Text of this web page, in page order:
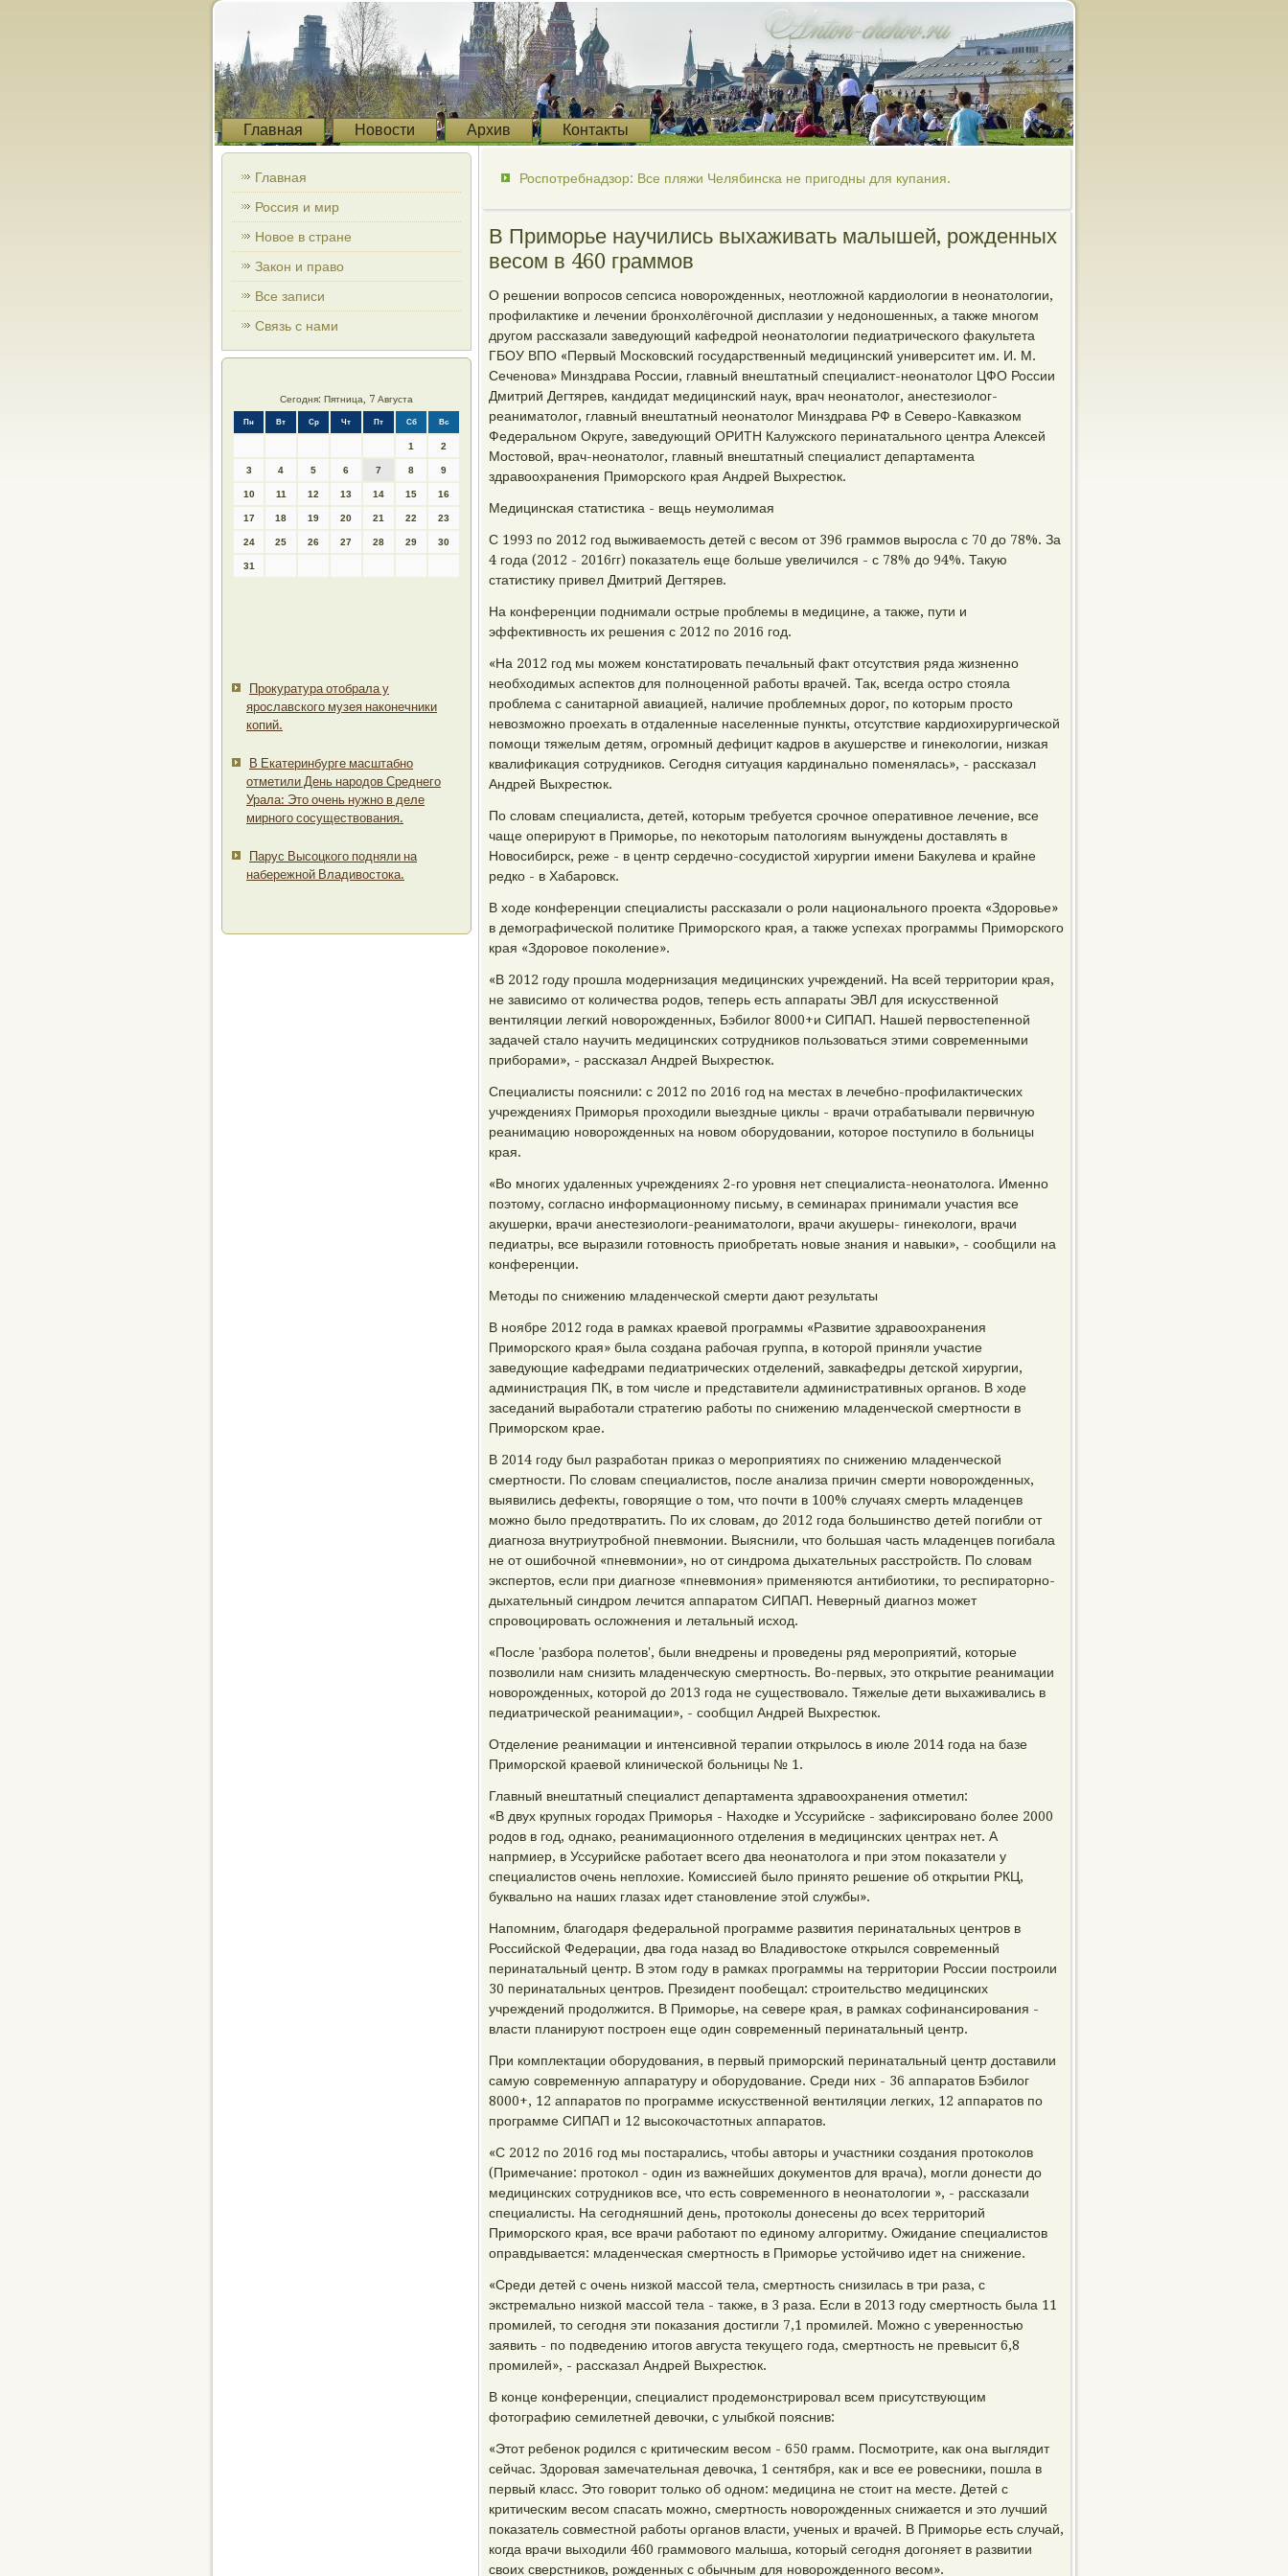
Главная Новости Архив Контакты
Главная
Россия и мир
Новое в стране
Закон и право
Все записи
Связь с нами
Сегодня: Пятница, 7 Августа
Пн Вт Ср Чт Пт Сб Вс
1 2
3 4 5 6 7 8 9
10 11 12 13 14 15 16
17 18 19 20 21 22 23
24 25 26 27 28 29 30
31
Прокуратура отобрала у
ярославского музея наконечники
копий.
В Екатеринбурге масштабно
отметили День народов Среднего
Урала: Это очень нужно в деле
мирного сосуществования.
Парус Высоцкого подняли на
набережной Владивостока.
Роспотребнадзор: Все пляжи Челябинска не пригодны для купания.
В Приморье научились выхаживать малышей, рожденных
весом в 460 граммов
О решении вопросов сепсиса новорожденных, неотложной кардиологии в неонатологии,
профилактике и лечении бронхолёгочной дисплазии у недоношенных, а также многом
другом рассказали заведующий кафедрой неонатологии педиатрического факультета
ГБОУ ВПО «Первый Московский государственный медицинский университет им. И. М.
Сеченова» Минздрава России, главный внештатный специалист-неонатолог ЦФО России
Дмитрий Дегтярев, кандидат медицинский наук, врач неонатолог, анестезиолог-
реаниматолог, главный внештатный неонатолог Минздрава РФ в Северо-Кавказком
Федеральном Округе, заведующий ОРИТН Калужского перинатального центра Алексей
Мостовой, врач-неонатолог, главный внештатный специалист департамента
здравоохранения Приморского края Андрей Выхрестюк.
Медицинская статистика - вещь неумолимая
С 1993 по 2012 год выживаемость детей с весом от 396 граммов выросла с 70 до 78%. За
4 года (2012 - 2016гг) показатель еще больше увеличился - с 78% до 94%. Такую
статистику привел Дмитрий Дегтярев.
На конференции поднимали острые проблемы в медицине, а также, пути и
эффективность их решения с 2012 по 2016 год.
«На 2012 год мы можем констатировать печальный факт отсутствия ряда жизненно
необходимых аспектов для полноценной работы врачей. Так, всегда остро стояла
проблема с санитарной авиацией, наличие проблемных дорог, по которым просто
невозможно проехать в отдаленные населенные пункты, отсутствие кардиохирургической
помощи тяжелым детям, огромный дефицит кадров в акушерстве и гинекологии, низкая
квалификация сотрудников. Сегодня ситуация кардинально поменялась», - рассказал
Андрей Выхрестюк.
По словам специалиста, детей, которым требуется срочное оперативное лечение, все
чаще оперируют в Приморье, по некоторым патологиям вынуждены доставлять в
Новосибирск, реже - в центр сердечно-сосудистой хирургии имени Бакулева и крайне
редко - в Хабаровск.
В ходе конференции специалисты рассказали о роли национального проекта «Здоровье»
в демографической политике Приморского края, а также успехах программы Приморского
края «Здоровое поколение».
«В 2012 году прошла модернизация медицинских учреждений. На всей территории края,
не зависимо от количества родов, теперь есть аппараты ЭВЛ для искусственной
вентиляции легкий новорожденных, Бэбилог 8000+и СИПАП. Нашей первостепенной
задачей стало научить медицинских сотрудников пользоваться этими современными
приборами», - рассказал Андрей Выхрестюк.
Специалисты пояснили: с 2012 по 2016 год на местах в лечебно-профилактических
учреждениях Приморья проходили выездные циклы - врачи отрабатывали первичную
реанимацию новорожденных на новом оборудовании, которое поступило в больницы
края.
«Во многих удаленных учреждениях 2-го уровня нет специалиста-неонатолога. Именно
поэтому, согласно информационному письму, в семинарах принимали участия все
акушерки, врачи анестезиологи-реаниматологи, врачи акушеры- гинекологи, врачи
педиатры, все выразили готовность приобретать новые знания и навыки», - сообщили на
конференции.
Методы по снижению младенческой смерти дают результаты
В ноябре 2012 года в рамках краевой программы «Развитие здравоохранения
Приморского края» была создана рабочая группа, в которой приняли участие
заведующие кафедрами педиатрических отделений, завкафедры детской хирургии,
администрация ПК, в том числе и представители административных органов. В ходе
заседаний выработали стратегию работы по снижению младенческой смертности в
Приморском крае.
В 2014 году был разработан приказ о мероприятиях по снижению младенческой
смертности. По словам специалистов, после анализа причин смерти новорожденных,
выявились дефекты, говорящие о том, что почти в 100% случаях смерть младенцев
можно было предотвратить. По их словам, до 2012 года большинство детей погибли от
диагноза внутриутробной пневмонии. Выяснили, что большая часть младенцев погибала
не от ошибочной «пневмонии», но от синдрома дыхательных расстройств. По словам
экспертов, если при диагнозе «пневмония» применяются антибиотики, то респираторно-
дыхательный синдром лечится аппаратом СИПАП. Неверный диагноз может
спровоцировать осложнения и летальный исход.
«После 'разбора полетов', были внедрены и проведены ряд мероприятий, которые
позволили нам снизить младенческую смертность. Во-первых, это открытие реанимации
новорожденных, которой до 2013 года не существовало. Тяжелые дети выхаживались в
педиатрической реанимации», - сообщил Андрей Выхрестюк.
Отделение реанимации и интенсивной терапии открылось в июле 2014 года на базе
Приморской краевой клинической больницы № 1.
Главный внештатный специалист департамента здравоохранения отметил:
«В двух крупных городах Приморья - Находке и Уссурийске - зафиксировано более 2000
родов в год, однако, реанимационного отделения в медицинских центрах нет. А
напрмиер, в Уссурийске работает всего два неонатолога и при этом показатели у
специалистов очень неплохие. Комиссией было принято решение об открытии РКЦ,
буквально на наших глазах идет становление этой службы».
Напомним, благодаря федеральной программе развития перинатальных центров в
Российской Федерации, два года назад во Владивостоке открылся современный
перинатальный центр. В этом году в рамках программы на территории России построили
30 перинатальных центров. Президент пообещал: строительство медицинских
учреждений продолжится. В Приморье, на севере края, в рамках софинансирования -
власти планируют построен еще один современный перинатальный центр.
При комплектации оборудования, в первый приморский перинатальный центр доставили
самую современную аппаратуру и оборудование. Среди них - 36 аппаратов Бэбилог
8000+, 12 аппаратов по программе искусственной вентиляции легких, 12 аппаратов по
программе СИПАП и 12 высокочастотных аппаратов.
«С 2012 по 2016 год мы постарались, чтобы авторы и участники создания протоколов
(Примечание: протокол - один из важнейших документов для врача), могли донести до
медицинских сотрудников все, что есть современного в неонатологии », - рассказали
специалисты. На сегодняшний день, протоколы донесены до всех территорий
Приморского края, все врачи работают по единому алгоритму. Ожидание специалистов
оправдывается: младенческая смертность в Приморье устойчиво идет на снижение.
«Среди детей с очень низкой массой тела, смертность снизилась в три раза, с
экстремально низкой массой тела - также, в 3 раза. Если в 2013 году смертность была 11
промилей, то сегодня эти показания достигли 7,1 промилей. Можно с уверенностью
заявить - по подведению итогов августа текущего года, смертность не превысит 6,8
промилей», - рассказал Андрей Выхрестюк.
В конце конференции, специалист продемонстрировал всем присутствующим
фотографию семилетней девочки, с улыбкой пояснив:
«Этот ребенок родился с критическим весом - 650 грамм. Посмотрите, как она выглядит
сейчас. Здоровая замечательная девочка, 1 сентября, как и все ее ровесники, пошла в
первый класс. Это говорит только об одном: медицина не стоит на месте. Детей с
критическим весом спасать можно, смертность новорожденных снижается и это лучший
показатель совместной работы органов власти, ученых и врачей. В Приморье есть случай,
когда врачи выходили 460 граммового малыша, который сегодня догоняет в развитии
своих сверстников, рожденных с обычным для новорожденного весом».